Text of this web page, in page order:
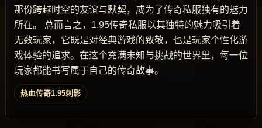
那份跨越时空的友谊与默契，成为了传奇私服独有的魅力
所在。 总而言之，1.95传奇私服以其独特的魅力吸引着
无数玩家，它既是对经典游戏的致敬，也是玩家个性化游
戏体验的追求。在这个充满未知与挑战的世界里，每一位
玩家都能书写属于自己的传奇故事。
热血传奇1.95刺影